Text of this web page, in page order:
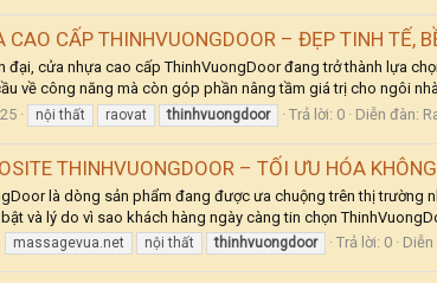
CAO CẤP THINHVUONGDOOR – ĐẸP TINH TẾ,
đại, cửa nhựa cao cấp ThinhVuongDoor đang trở thành lựa
về công năng mà còn góp phần nâng tầm giá trị cho ngôi
nội thất raovat thinhvuongdoor Trả lời: 0 Diễn đàn:
THINHVUONGDOOR – TỐI ƯU HÓA
là dòng sản phẩm đang được ưa chuộng trên thị trường
và lý do vì sao khách hàng ngày càng tin chọn
massagevua.net nội thất thinhvuongdoor Trả lời: 0 Diễn